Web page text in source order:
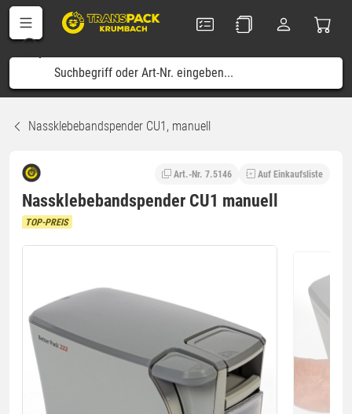
Nassklebebandspender CU1, manuell
Art.-Nr. 7.5146 Auf Einkaufsliste
Nassklebebandspender CU1 manuell
TOP-PREIS